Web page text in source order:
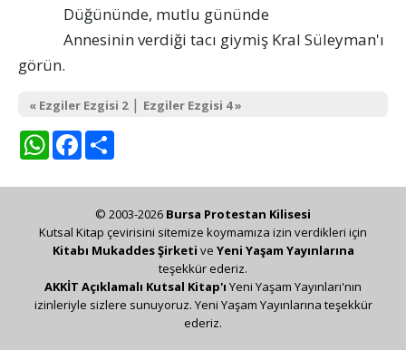
Düğününde, mutlu gününde
Annesinin verdiği tacı giymiş Kral Süleyman'ı
görün.
« Ezgiler Ezgisi 2| Ezgiler Ezgisi 4 »
WhatsAppFacebook
© 2003-2026 Bursa Protestan Kilisesi
Kutsal Kitap çevirisini sitemize koymamıza izin verdikleri için
Kitabı Mukaddes Şirketi ve Yeni Yaşam Yayınlarına
teşekkür ederiz.
AKKİT Açıklamalı Kutsal Kitap'ı Yeni Yaşam Yayınları'nın
izinleriyle sizlere sunuyoruz. Yeni Yaşam Yayınlarına teşekkür
ederiz.